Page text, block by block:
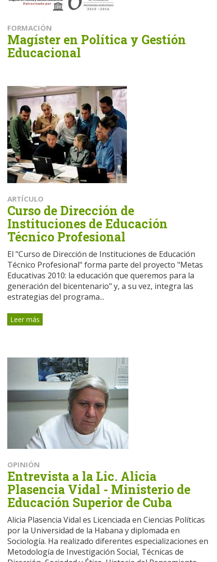
FORMACIÓN
Magíster en Política y Gestión
Educacional
ARTÍCULO
Curso de Dirección de
Instituciones de Educación
Técnico Profesional
El "Curso de Dirección de Instituciones de Educación
Técnico Profesional" forma parte del proyecto "Metas
Educativas 2010: la educación que queremos para la
generación del bicentenario" y, a su vez, integra las
estrategias del programa...
Leer más
OPINIÓN
Entrevista a la Lic. Alicia
Plasencia Vidal - Ministerio de
Educación Superior de Cuba
Alicia Plasencia Vidal es Licenciada en Ciencias Políticas
por la Universidad de la Habana y diplomada en
Sociología. Ha realizado diferentes especializaciones en
Metodología de Investigación Social, Técnicas de